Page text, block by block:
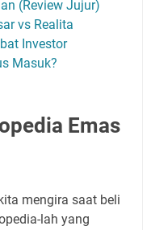
(Review Jujur)
vs Realita
Investor
Masuk?
Emas
mengira saat beli
lah yang